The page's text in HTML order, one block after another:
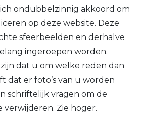
ondubbelzinnig akkoord om
op deze website. Deze
sfeerbeelden en derhalve
ingeroepen worden.
dat u om welke reden dan
dat er foto’s van u worden
schriftelijk vragen om de
verwijderen. Zie hoger.